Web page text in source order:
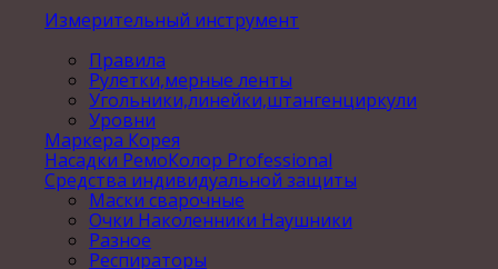
Измерительный инструмент
Правила
Рулетки,мерные ленты
Угольники,линейки,штангенциркули
Уровни
Маркера Корея
Насадки РемоКолор Professional
Средства индивидуальной защиты
Маски сварочные
Очки Наколенники Наушники
Разное
Респираторы